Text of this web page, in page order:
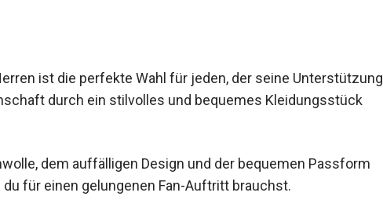
ist die perfekte Wahl für jeden, der seine Unterstützung
durch ein stilvolles und bequemes Kleidungsstück
dem auffälligen Design und der bequemen Passform
für einen gelungenen Fan-Auftritt brauchst.